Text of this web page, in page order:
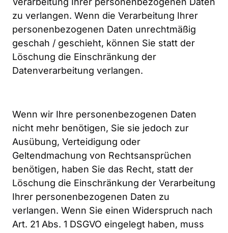
zu verlangen. Wenn die Verarbeitung Ihrer
personenbezogenen Daten unrechtmäßig
geschah / geschieht, können Sie statt der
Löschung die Einschränkung der
Datenverarbeitung verlangen.
Wenn wir Ihre personenbezogenen Daten
nicht mehr benötigen, Sie sie jedoch zur
Ausübung, Verteidigung oder
Geltendmachung von Rechtsansprüchen
benötigen, haben Sie das Recht, statt der
Löschung die Einschränkung der Verarbeitung
Ihrer personenbezogenen Daten zu
verlangen. Wenn Sie einen Widerspruch nach
Art. 21 Abs. 1 DSGVO eingelegt haben, muss